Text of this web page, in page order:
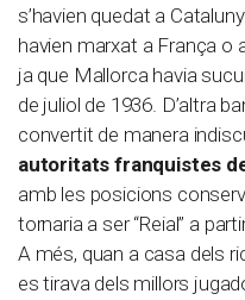
s’havien quedat a
havien marxat a França o
ja que Mallorca havia
de juliol de 1936. D’altra
convertit de manera
autoritats franquistes de
amb les posicions
tornaria a ser “Reial” a
A més, quan a casa dels
es tirava dels millors